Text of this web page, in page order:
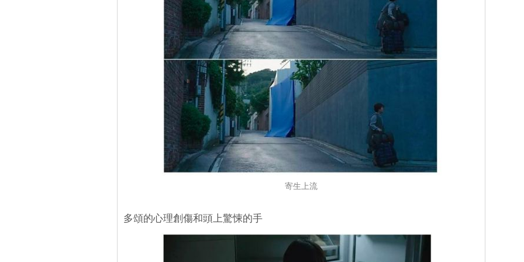
寄生上流
多頌的心理創傷和頭上驚悚的手